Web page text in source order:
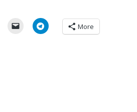
More